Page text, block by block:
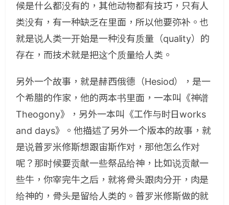
候是什么都没有的，其他动物都有技巧，只有人
类没有，有一种缺乏在里面，所以他要弥补。也
就是说人类一开始是一种没有质量（quality）的
存在，而技术就是把这个质量给人类。
另外一个故事，就是赫西俄德（Hesiod），是一
个希腊的作家，他的两本书里面，一本叫《神谱
Theogony》，另外一本叫《工作与时日works
and days》。他描述了另外一个版本的故事，就
是说普罗米修斯想跟宙斯作对，那他怎么作对
呢？那时候要贡献一些祭品给神，比如说贡献一
些牛，你宰完牛之后，就将骨头跟肉分开，肉是
给神的，骨头是留给人类的。普罗米修斯做的就